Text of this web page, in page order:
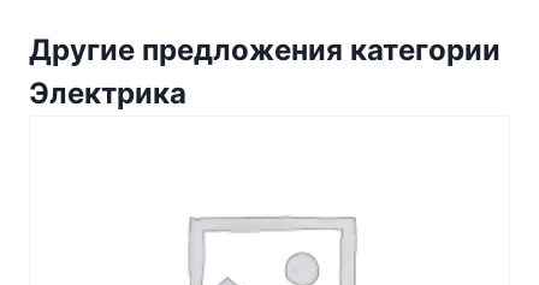
Другие предложения категории
Электрика